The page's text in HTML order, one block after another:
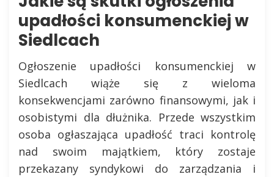
upadłości konsumenckiej w
Siedlcach
Ogłoszenie upadłości konsumenckiej w
Siedlcach wiąże się z wieloma
konsekwencjami zarówno finansowymi, jak i
osobistymi dla dłużnika. Przede wszystkim
osoba ogłaszająca upadłość traci kontrolę
nad swoim majątkiem, który zostaje
przekazany syndykowi do zarządzania i